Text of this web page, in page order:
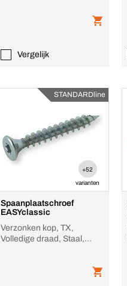
Vergelijk
STANDARDline
+52
varianten
Spaanplaatschroef
EASYclassic
Verzonken kop, TX,
Volledige draad, Staal,